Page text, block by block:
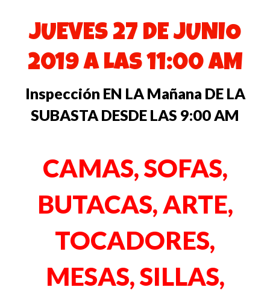
JUEVES 27 DE JUNIO
2019 A LAS 11:00 AM
Inspección EN LA Mañana DE LA
SUBASTA DESDE LAS 9:00 AM
CAMAS, SOFAS,
BUTACAS, ARTE,
TOCADORES,
MESAS, SILLAS,